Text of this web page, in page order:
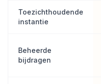
Toezichthoudende
instantie
Beheerde
bijdragen